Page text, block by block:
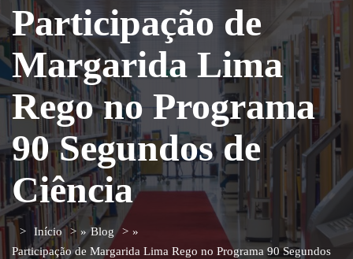
Participação de
Margarida Lima
Rego no Programa
90 Segundos de
Ciência
Início » Blog
»
Participação de Margarida Lima Rego no Programa 90 Segundos